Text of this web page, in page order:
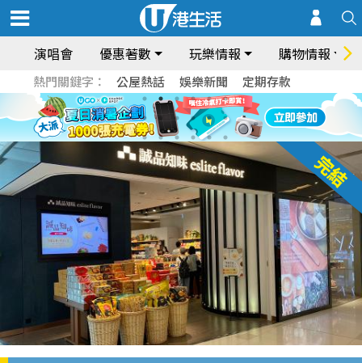
演唱會 優惠著數 玩樂情報 購物情報
熱門關鍵字： 公屋熱話 娛樂新聞 定期存款